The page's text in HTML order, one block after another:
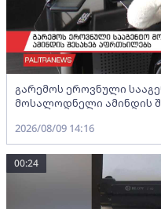
გარემოს ეროვნული
მოსალოდნელი ამინდის
2026/08/09 14:16
00:24